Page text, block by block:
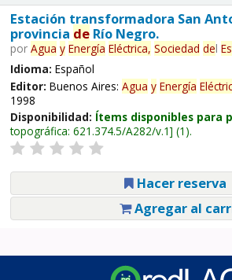
Estación transformadora San
provincia deRío Negro.
por Agua y Energía Eléctrica, Sociedad del
Idioma: Español
Editor: Buenos Aires: Agua y Energía
1998
Disponibilidad: Ítems disponibles para
topográfica: 621.374.5/A282/v.1 (1).
Hacer reserva
Agregar al